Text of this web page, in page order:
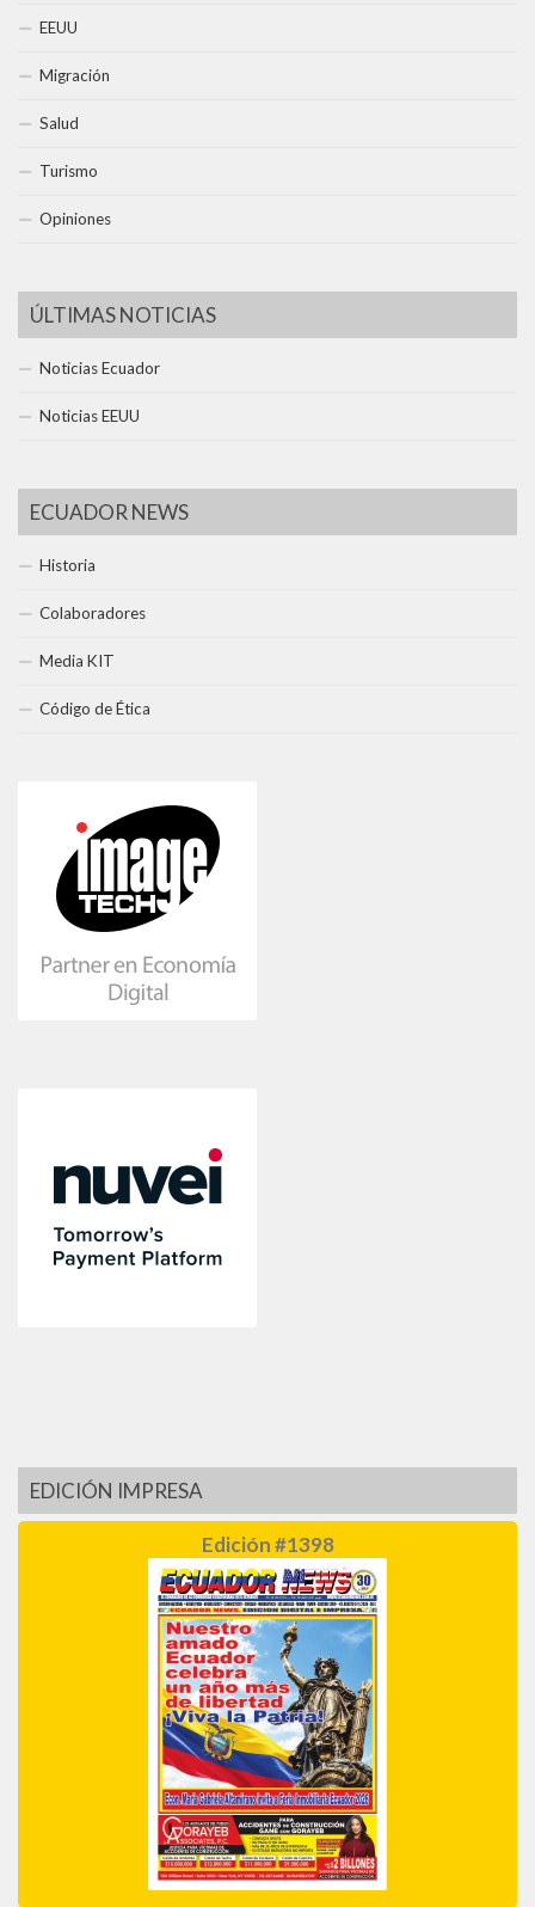
EEUU
Migración
Salud
Turismo
Opiniones
ÚLTIMAS NOTICIAS
Noticias Ecuador
Noticias EEUU
ECUADOR NEWS
Historia
Colaboradores
Media KIT
Código de Ética
EDICIÓN IMPRESA
Edición #1398